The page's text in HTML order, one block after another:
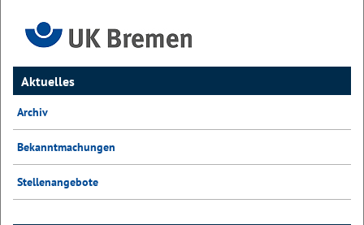
Aktuelles
Archiv
Bekanntmachungen
Stellenangebote